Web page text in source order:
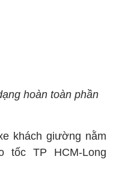
hoàn toàn phần
khách giường nằm
tốc TP HCM-Long